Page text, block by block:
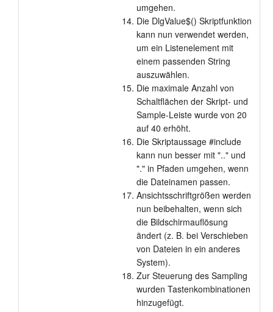
umgehen.
Die DlgValue$() Skriptfunktion
kann nun verwendet werden,
um ein Listenelement mit
einem passenden String
auszuwählen.
Die maximale Anzahl von
Schaltflächen der Skript- und
Sample-Leiste wurde von 20
auf 40 erhöht.
Die Skriptaussage #include
kann nun besser mit ".." und
"." in Pfaden umgehen, wenn
die Dateinamen passen.
Ansichtsschriftgrößen werden
nun beibehalten, wenn sich
die Bildschirmauflösung
ändert (z. B. bei Verschieben
von Dateien in ein anderes
System).
Zur Steuerung des Sampling
wurden Tastenkombinationen
hinzugefügt.